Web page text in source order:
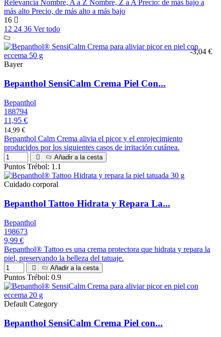
Relevancia Nombre, A a Z Nombre, Z a A Precio: de más bajo a
más alto Precio, de más alto a más bajo
16
12 24 36 Ver todo
-3,04 €
Bayer
Bepanthol SensiCalm Crema Piel Con...
Bepanthol
188794
11,95 €
14,99 €
Bepanthol Calm Crema alivia el picor y el enrojecimiento
producidos por los siguientes casos de irritación cutánea.
Añadir a la cesta
Puntos Trébol: 1.1
Cuidado corporal
Bepanthol Tattoo Hidrata y Repara La...
Bepanthol
198673
9,99 €
Bepanthol® Tattoo es una crema protectora que hidrata y repara la
piel, preservando la belleza del tatuaje.
Añadir a la cesta
Puntos Trébol: 0.9
Default Category
Bepanthol SensiCalm Crema Piel con...